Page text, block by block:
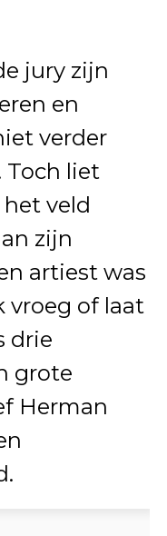
jury zijn
en
verder
Toch liet
veld
zijn
artiest was
vroeg of laat
drie
grote
Herman